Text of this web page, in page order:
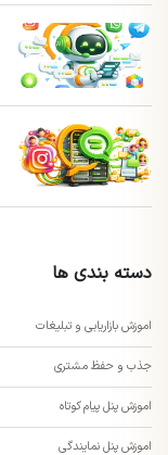
دسته بندی ها
اموزش بازاریابی و تبلیغات
جذب و حفظ مشتری
اموزش پنل پیام کوتاه
اموزش پنل نمایندگی